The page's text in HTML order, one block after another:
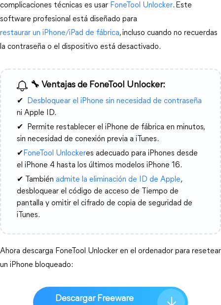
complicaciones técnicas es usar FoneTool Unlocker. Este
software profesional está diseñado para
restaurar un iPhone/iPad de fábrica, incluso cuando no recuerdas
la contraseña o el dispositivo está desactivado.
🔧 Ventajas de FoneTool Unlocker:
✔ ️
Desbloquear el iPhone sin necesidad de contraseña
ni Apple ID.
✔ ️ Permite restablecer el iPhone de fábrica en minutos,
sin necesidad de conexión previa a iTunes.
✔ FoneTool Unlockeres adecuado para iPhones desde
el iPhone 4 hasta los últimos modelos iPhone 16.
✔ También admite la eliminación de ID de Apple,
desbloquear el código de acceso de Tiempo de
pantalla y omitir el cifrado de copia de seguridad de
iTunes.
Ahora descarga FoneTool Unlocker en el ordenador para resetear
un iPhone bloqueado:
Descargar Freeware